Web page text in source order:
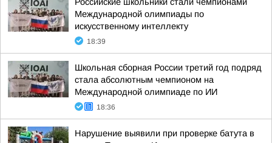
Международной олимпиады по
искусственному интеллекту
18:39
Школьная сборная России третий год подряд
стала абсолютным чемпионом на
Международной олимпиаде по ИИ
18:36
Нарушение выявили при проверке батута в